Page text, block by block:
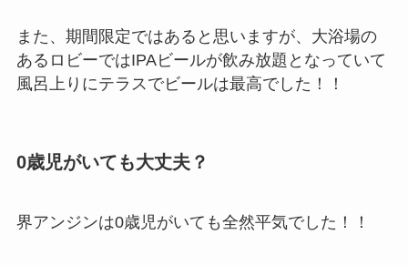
また、期間限定ではあると思いますが、大浴場の
あるロビーではIPAビールが飲み放題となっていて
風呂上りにテラスでビールは最高でした！！
0歳児がいても大丈夫？
界アンジンは0歳児がいても全然平気でした！！